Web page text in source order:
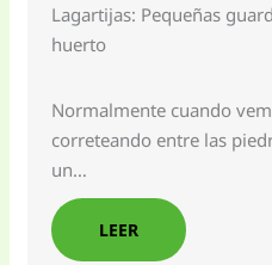
Lagartijas: Pequeñas
huerto
Normalmente cuando
correteando entre las
un…
LEER